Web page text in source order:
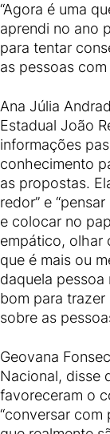
“Agora é uma
aprendi no ano
para tentar
as pessoas
Ana Júlia
Estadual João
informações
conhecimento
as propostas.
redor” e
e colocar no
empático, olhar
que é mais ou
daquela pessoa
bom para trazer
sobre as
Geovana
Nacional, disse
favoreceram o
“conversar com